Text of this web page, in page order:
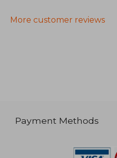
More customer reviews
Payment Methods